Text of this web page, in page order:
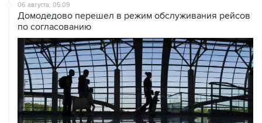
06 августа, 05:09
Домодедово перешел в режим обслуживания рейсов
по согласованию